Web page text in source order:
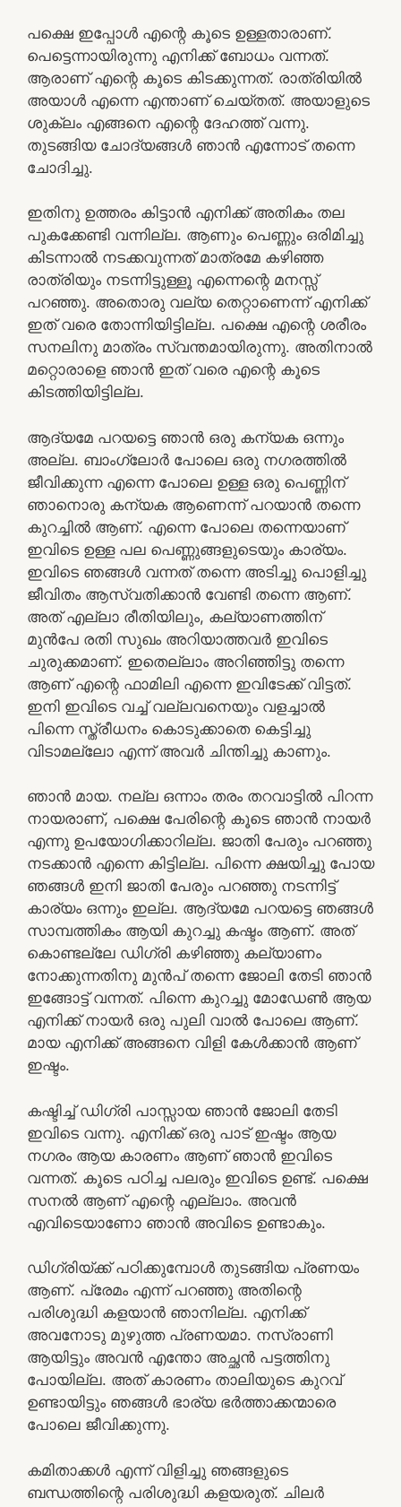
പക്ഷെ ഇപ്പോള്‍ എന്റെ കൂടെ ഉള്ളതാരാണ്.
പെട്ടെന്നായിരുന്നു എനിക്ക് ബോധം വന്നത്.
ആരാണ് എന്റെ കൂടെ കിടക്കുന്നത്. രാത്രിയില്‍
അയാള്‍ എന്നെ എന്താണ് ചെയ്തത്. അയാളുടെ
ശുക്ലം എങ്ങനെ എന്റെ ദേഹത്ത് വന്നു.
തുടങ്ങിയ ചോദ്യങ്ങള്‍ ഞാന്‍ എന്നോട് തന്നെ
ചോദിച്ചു.
ഇതിനു ഉത്തരം കിട്ടാന്‍ എനിക്ക് അതികം തല
പുകക്കേണ്ടി വന്നില്ല. ആണും പെണ്ണും ഒരിമിച്ചു
കിടന്നാല്‍ നടക്കവുന്നത് മാത്രമേ കഴിഞ്ഞ
രാത്രിയും നടന്നിട്ടുള്ളൂ എന്നെന്റെ മനസ്സ്
പറഞ്ഞു. അതൊരു വല്യ തെറ്റാണെന്ന് എനിക്ക്
ഇത് വരെ തോന്നിയിട്ടില്ല. പക്ഷെ എന്റെ ശരീരം
സനലിനു മാത്രം സ്വന്തമായിരുന്നു. അതിനാല്‍
മറ്റൊരാളെ ഞാന്‍ ഇത് വരെ എന്റെ കൂടെ
കിടത്തിയിട്ടില്ല.
ആദ്യമേ പറയട്ടെ ഞാന്‍ ഒരു കന്യക ഒന്നും
അല്ല. ബാംഗ്ലോര്‍ പോലെ ഒരു നഗരത്തില്‍
ജീവിക്കുന്ന എന്നെ പോലെ ഉള്ള ഒരു പെണ്ണിന്
ഞാനൊരു കന്യക ആണെന്ന് പറയാന്‍ തന്നെ
കുറച്ചില്‍ ആണ്. എന്നെ പോലെ തന്നെയാണ്
ഇവിടെ ഉള്ള പല പെണ്ണുങ്ങളുടെയും കാര്യം.
ഇവിടെ ഞങ്ങള്‍ വന്നത് തന്നെ അടിച്ചു പൊളിച്ചു
ജീവിതം ആസ്വതിക്കാന്‍ വേണ്ടി തന്നെ ആണ്.
അത് എല്ലാ രീതിയിലും, കല്യാണത്തിന്
മുന്‍പേ രതി സുഖം അറിയാത്തവര്‍ ഇവിടെ
ചുരുക്കമാണ്. ഇതെല്ലാം അറിഞ്ഞിട്ടു തന്നെ
ആണ് എന്റെ ഫാമിലി എന്നെ ഇവിടേക്ക് വിട്ടത്.
ഇനി ഇവിടെ വച്ച് വല്ലവനെയും വളച്ചാല്‍
പിന്നെ സ്ത്രീധനം കൊടുക്കാതെ കെട്ടിച്ചു
വിടാമല്ലോ എന്ന് അവര്‍ ചിന്തിച്ചു കാണും.
ഞാന്‍ മായ. നല്ല ഒന്നാം തരം തറവാട്ടില്‍ പിറന്ന
നായരാണ്, പക്ഷെ പേരിന്റെ കൂടെ ഞാന്‍ നായര്‍
എന്നു ഉപയോഗിക്കാറില്ല. ജാതി പേരും പറഞ്ഞു
നടക്കാന്‍ എന്നെ കിട്ടില്ല. പിന്നെ ക്ഷയിച്ചു പോയ
ഞങ്ങള്‍ ഇനി ജാതി പേരും പറഞ്ഞു നടന്നിട്ട്
കാര്യം ഒന്നും ഇല്ല. ആദ്യമേ പറയട്ടെ ഞങ്ങള്‍
സാമ്പത്തികം ആയി കുറച്ചു കഷ്ടം ആണ്. അത്
കൊണ്ടല്ലേ ഡിഗ്രി കഴിഞ്ഞു കല്യാണം
നോക്കുന്നതിനു മുന്‍പ്‌ തന്നെ ജോലി തേടി ഞാന്‍
ഇങ്ങോട്ട് വന്നത്. പിന്നെ കുറച്ചു മോഡേണ്‍ ആയ
എനിക്ക് നായര്‍ ഒരു പുലി വാല്‍ പോലെ ആണ്.
മായ എനിക്ക് അങ്ങനെ വിളി കേള്‍ക്കാന്‍ ആണ്
ഇഷ്ടം.
കഷ്ടിച്ച് ഡിഗ്രി പാസ്സായ ഞാന്‍ ജോലി തേടി
ഇവിടെ വന്നു. എനിക്ക് ഒരു പാട് ഇഷ്ടം ആയ
നഗരം ആയ കാരണം ആണ് ഞാന്‍ ഇവിടെ
വന്നത്. കൂടെ പഠിച്ച പലരും ഇവിടെ ഉണ്ട്. പക്ഷെ
സനല്‍ ആണ് എന്റെ എല്ലാം. അവന്‍
എവിടെയാണോ ഞാന്‍ അവിടെ ഉണ്ടാകും.
ഡിഗ്രിയ്ക്ക് പഠിക്കുമ്പോള്‍ തുടങ്ങിയ പ്രണയം
ആണ്. പ്രേമം എന്ന് പറഞ്ഞു അതിന്റെ
പരിശുദ്ധി കളയാന്‍ ഞാനില്ല. എനിക്ക്
അവനോടു മുഴുത്ത പ്രണയമാ. നസ്രാണി
ആയിട്ടും അവന്‍ എന്തോ അച്ഛന്‍ പട്ടത്തിനു
പോയില്ല. അത് കാരണം താലിയുടെ കുറവ്
ഉണ്ടായിട്ടും ഞങ്ങള്‍ ഭാര്യ ഭര്‍ത്താക്കന്മാരെ
പോലെ ജീവിക്കുന്നു.
കമിതാക്കള്‍ എന്ന് വിളിച്ചു ഞങ്ങളുടെ
ബന്ധത്തിന്റെ പരിശുദ്ധി കളയരുത്. ചിലര്‍